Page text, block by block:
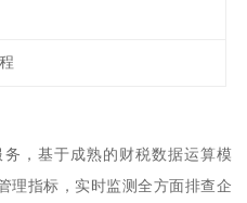
，基于成熟的财税数据运算模
理指标，实时监测全方面排查企